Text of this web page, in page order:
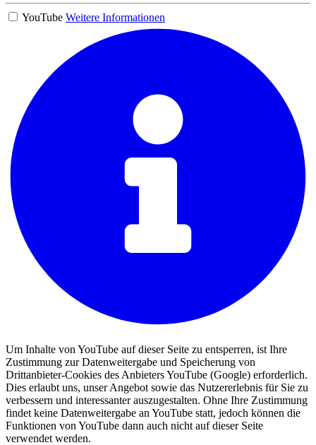
YouTube Weitere Informationen
Um Inhalte von YouTube auf dieser Seite zu entsperren, ist Ihre
Zustimmung zur Datenweitergabe und Speicherung von
Drittanbieter-Cookies des Anbieters YouTube (Google) erforderlich.
Dies erlaubt uns, unser Angebot sowie das Nutzererlebnis für Sie zu
verbessern und interessanter auszugestalten. Ohne Ihre Zustimmung
findet keine Datenweitergabe an YouTube statt, jedoch können die
Funktionen von YouTube dann auch nicht auf dieser Seite
verwendet werden.